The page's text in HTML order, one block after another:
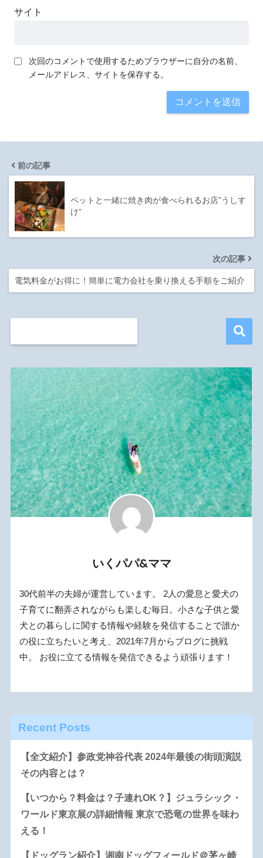
サイト
次回のコメントで使用するためブラウザーに自分の名前、
メールアドレス、サイトを保存する。
前の記事
ペットと一緒に焼き肉が食べられるお店”うしす
け”
次の記事
電気料金がお得に！簡単に電力会社を乗り換える手順をご紹介
いくパパ&ママ
30代前半の夫婦が運営しています。 2人の愛息と愛犬の
子育てに翻弄されながらも楽しむ毎日。小さな子供と愛
犬との暮らしに関する情報や経験を発信することで誰か
の役に立ちたいと考え、2021年7月からブログに挑戦
中。 お役に立てる情報を発信できるよう頑張ります！
Recent Posts
【全文紹介】参政党神谷代表 2024年最後の街頭演説
その内容とは？
【いつから？料金は？子連れOK？】ジュラシック・
ワールド東京展の詳細情報 東京で恐竜の世界を味わ
える！
【ドッグラン紹介】湘南ドッグフィールド＠茅ヶ崎